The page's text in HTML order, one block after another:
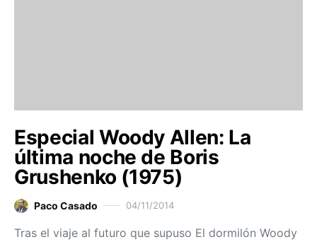
Especial Woody Allen: La
última noche de Boris
Grushenko (1975)
Paco Casado 04/11/2014
Tras el viaje al futuro que supuso El dormilón Woody